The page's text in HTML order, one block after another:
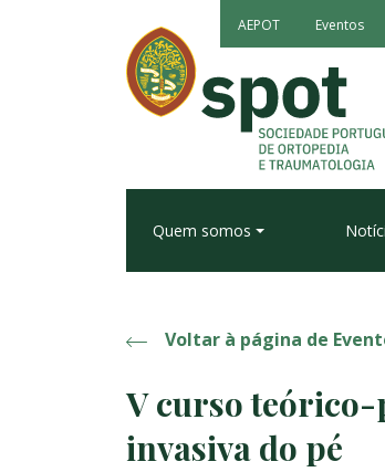
AEPOT Eventos
Quem somos
Voltar à página de
V curso
invasiva do pé